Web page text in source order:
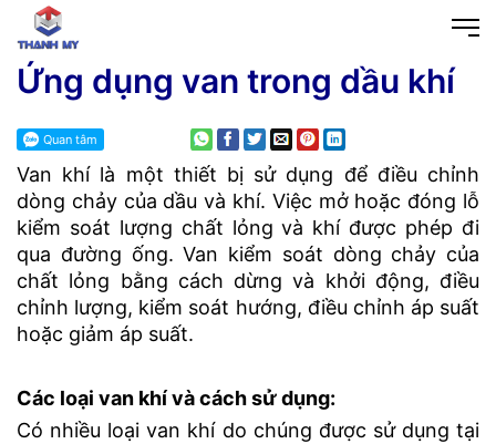
Ứng dụng van trong dầu khí
Van khí là một thiết bị sử dụng để điều chỉnh
dòng chảy của dầu và khí. Việc mở hoặc đóng lỗ
kiểm soát lượng chất lỏng và khí được phép đi
qua đường ống. Van kiểm soát dòng chảy của
chất lỏng bằng cách dừng và khởi động, điều
chỉnh lượng, kiểm soát hướng, điều chỉnh áp suất
hoặc giảm áp suất.
Các loại van khí và cách sử dụng:
Có nhiều loại van khí do chúng được sử dụng tại